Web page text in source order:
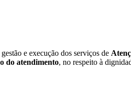
e execução dos serviços de
do atendimento, no respeito à